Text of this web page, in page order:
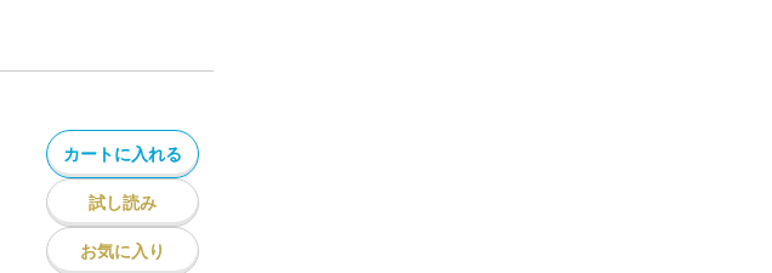
カートに入れる
試し読み
お気に入り